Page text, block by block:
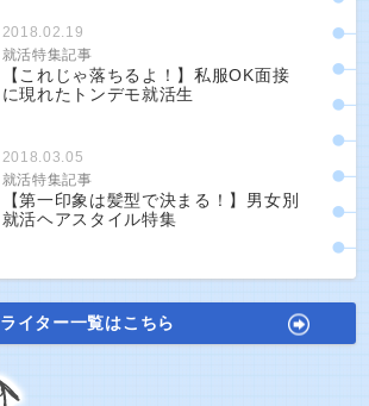
2018.02.19
就活特集記事
【これじゃ落ちるよ！】私服OK面接
に現れたトンデモ就活生
2018.03.05
就活特集記事
【第一印象は髪型で決まる！】男女別
就活ヘアスタイル特集
ライター一覧はこちら